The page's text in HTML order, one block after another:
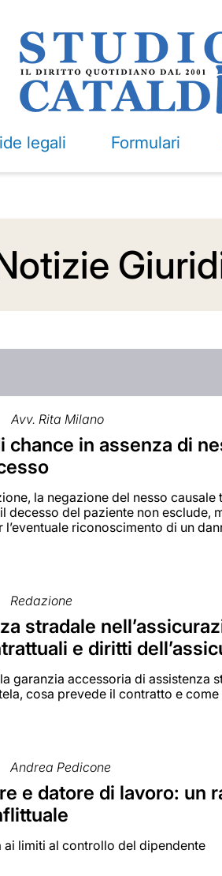
legali Formulari
Avv. Rita Milano
chance in assenza di
la negazione del nesso
decesso del paziente non esclude,
l’eventuale riconoscimento di un
Redazione
stradale
e diritti
garanzia accessoria di assistenza
cosa prevede il contratto e
Andrea Pedicone
e datore di lavoro: un
ai limiti al controllo del dipendente